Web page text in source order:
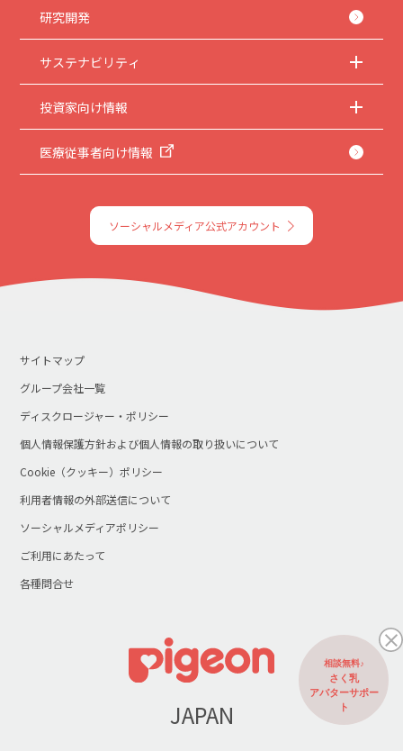
研究開発
サステナビリティ
投資家向け情報
医療従事者向け情報
ソーシャルメディア公式アカウント
サイトマップ
グループ会社一覧
ディスクロージャー・ポリシー
個人情報保護方針および個人情報の取り扱いについて
Cookie（クッキー）ポリシー
利用者情報の外部送信について
ソーシャルメディアポリシー
ご利用にあたって
各種問合せ
JAPAN
相談無料♪
さく乳
アバターサポー
ト